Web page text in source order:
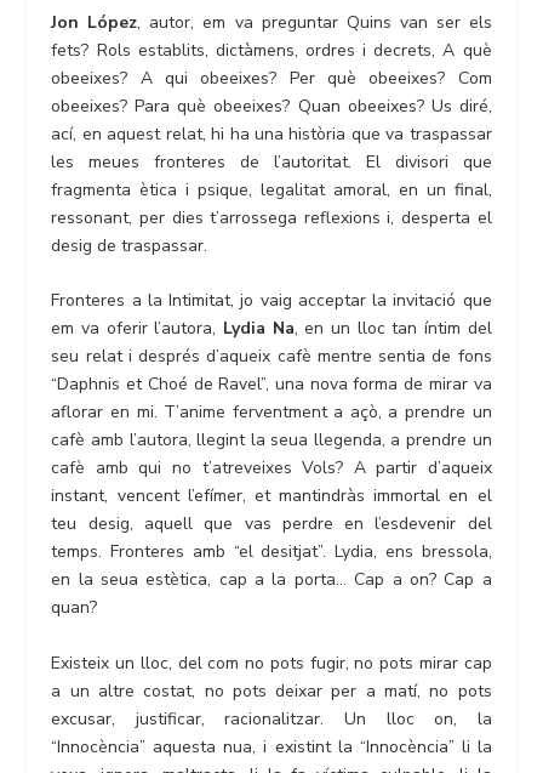
Jon López, autor, em va preguntar Quins van ser els
fets? Rols establits, dictàmens, ordres i decrets, A què
obeeixes? A qui obeeixes? Per què obeeixes? Com
obeeixes? Para què obeeixes? Quan obeeixes? Us diré,
ací, en aquest relat, hi ha una història que va traspassar
les meues fronteres de l’autoritat. El divisori que
fragmenta ètica i psique, legalitat amoral, en un final,
ressonant, per dies t’arrossega reflexions i, desperta el
desig de traspassar.
Fronteres a la Intimitat, jo vaig acceptar la invitació que
em va oferir l’autora, Lydia Na, en un lloc tan íntim del
seu relat i després d’aqueix cafè mentre sentia de fons
“Daphnis et Choé de Ravel”, una nova forma de mirar va
aflorar en mi. T’anime ferventment a açò, a prendre un
cafè amb l’autora, llegint la seua llegenda, a prendre un
cafè amb qui no t’atreveixes Vols? A partir d’aqueix
instant, vencent l’efímer, et mantindràs immortal en el
teu desig, aquell que vas perdre en l’esdevenir del
temps. Fronteres amb “el desitjat”. Lydia, ens bressola,
en la seua estètica, cap a la porta… Cap a on? Cap a
quan?
Existeix un lloc, del com no pots fugir, no pots mirar cap
a un altre costat, no pots deixar per a matí, no pots
excusar, justificar, racionalitzar. Un lloc on, la
“Innocència” aquesta nua, i existint la “Innocència” li la